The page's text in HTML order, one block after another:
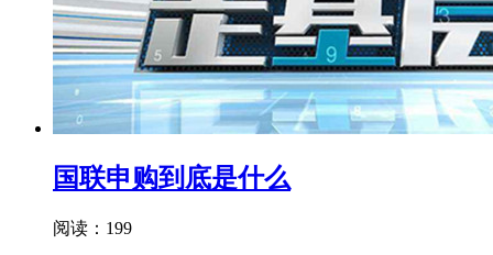
国联申购到底是什么
阅读：199